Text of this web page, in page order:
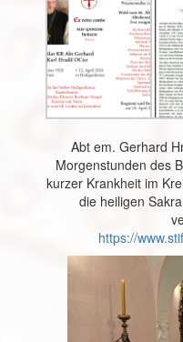
Abt em. Gerhard
Morgenstunden des
kurzer Krankheit im
die heiligen
https://